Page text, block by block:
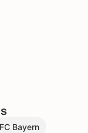
FC Bayern